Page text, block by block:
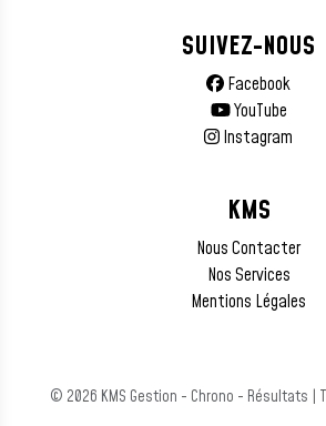
SUIVEZ-NOUS
Facebook
YouTube
Instagram
KMS
Nous Contacter
Nos Services
Mentions Légales
© 2026 KMS Gestion - Chrono - Résultats |